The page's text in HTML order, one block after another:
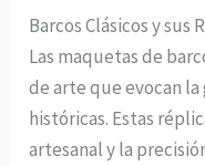
Barcos Clásicos y sus
Las maquetas de
de arte que evocan
históricas. Estas
artesanal y la